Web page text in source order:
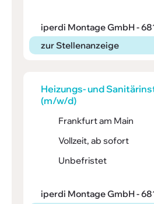
iperdi Montage GmbH -
zur Stellenanzeige
Heizungs- und
(m/w/d)
Frankfurt am Main
Vollzeit, ab sofort
Unbefristet
iperdi Montage GmbH -